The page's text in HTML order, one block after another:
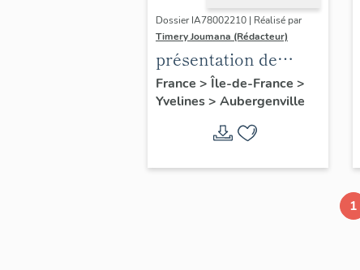
Dossier IA78002210 | Réalisé par
Timery Joumana (Rédacteur)
présentation de
l'étude
d'Elisabethville
France > Île-de-France >
Yvelines> Aubergenville
1